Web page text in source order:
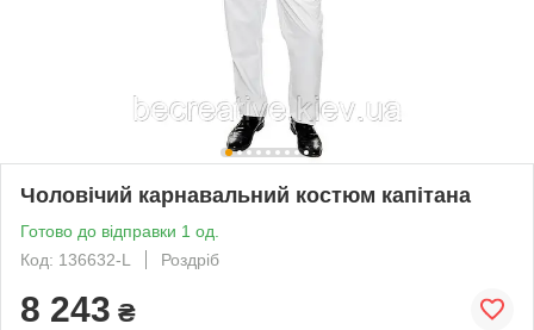
Чоловічий карнавальний костюм капітана
Готово до відправки 1 од.
Код: 136632-L
Роздріб
8 243 ₴